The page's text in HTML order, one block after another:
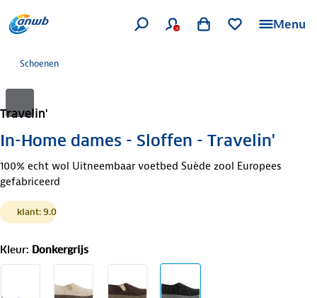
Menu
Schoenen
Travelin'
In-Home dames - Sloffen - Travelin'
100% echt wol Uitneembaar voetbed Suède zool Europees
gefabriceerd
klant: 9.0
Kleur: Donkergrijs